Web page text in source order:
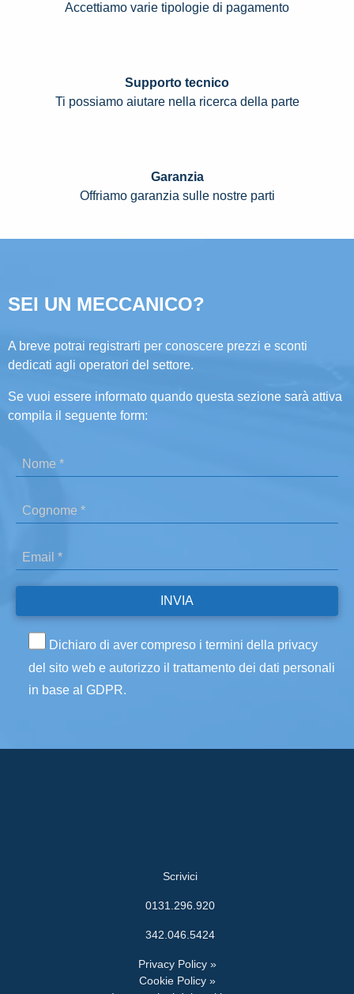
Accettiamo varie tipologie di pagamento
Supporto tecnico
Ti possiamo aiutare nella ricerca della parte
Garanzia
Offriamo garanzia sulle nostre parti
SEI UN MECCANICO?
A breve potrai registrarti per conoscere prezzi e sconti
dedicati agli operatori del settore.
Se vuoi essere informato quando questa sezione sarà attiva
compila il seguente form:
Dichiaro di aver compreso i termini della privacy
del sito web e autorizzo il trattamento dei dati personali
in base al GDPR.
Scrivici
0131.296.920
342.046.5424
Privacy Policy »
Cookie Policy »